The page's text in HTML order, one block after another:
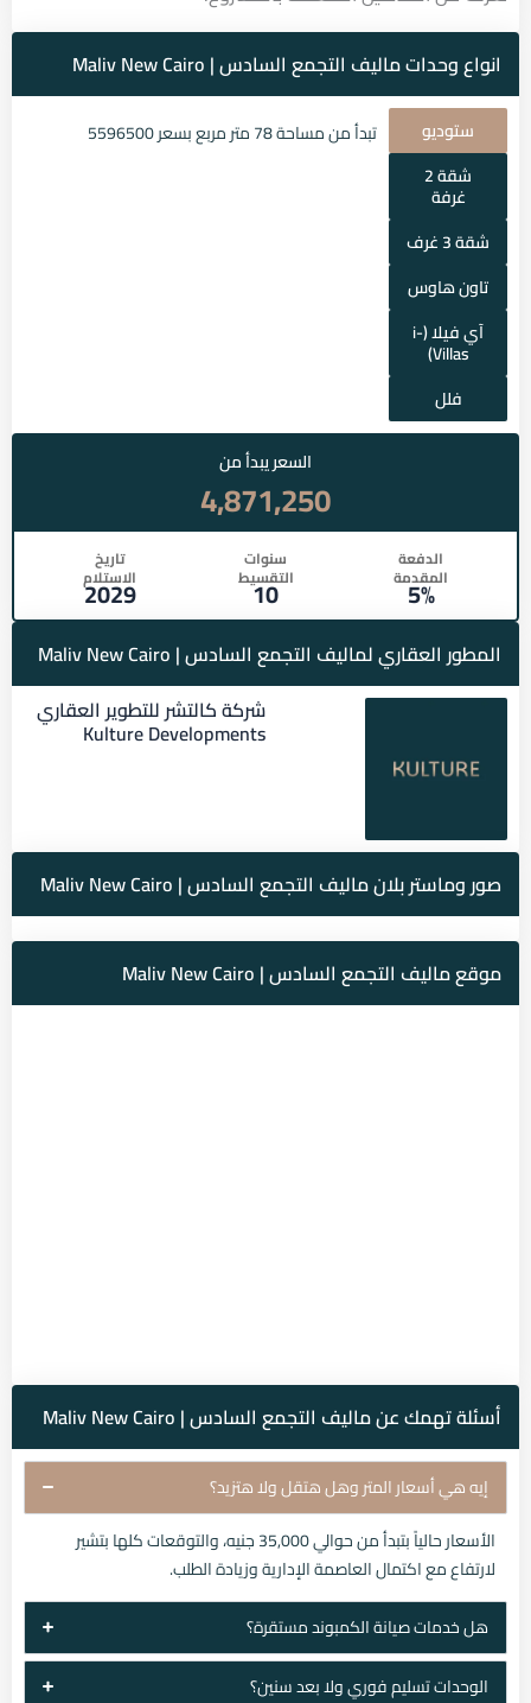
انواع وحدات ماليف التجمع السادس | Maliv New Cairo
ستوديو
شقة 2
غرفة
شقة 3 غرف
تاون هاوس
آي فيلا (i-
Villas)
فلل
تبدأ من مساحة 78 متر مربع بسعر 5596500
السعر يبدأ من
4,871,250
الدفعة
المقدمة
5%
سنوات
التقسيط
10
تاريخ
الاستلام
2029
المطور العقاري لماليف التجمع السادس | Maliv New Cairo
شركة كالتشر للتطوير العقاري
Kulture Developments
صور وماستر بلان ماليف التجمع السادس | Maliv New Cairo
موقع ماليف التجمع السادس | Maliv New Cairo
أسئلة تهمك عن ماليف التجمع السادس | Maliv New Cairo
إيه هي أسعار المتر وهل هتقل ولا هتزيد؟
الأسعار حالياً بتبدأ من حوالي 35,000 جنيه، والتوقعات كلها بتشير
لارتفاع مع اكتمال العاصمة الإدارية وزيادة الطلب.
هل خدمات صيانة الكمبوند مستقرة؟
الوحدات تسليم فوري ولا بعد سنين؟